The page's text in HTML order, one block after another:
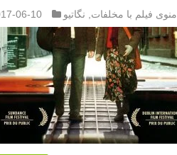
06-10 منوی فیلم با مخلفات نگاتیو